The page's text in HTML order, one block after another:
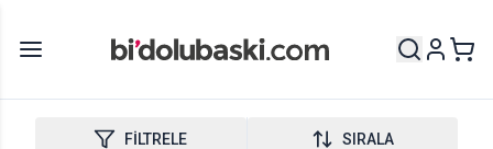
FİLTRELE SIRALA